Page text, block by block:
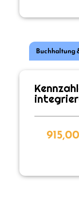
Buchhaltung
915,00